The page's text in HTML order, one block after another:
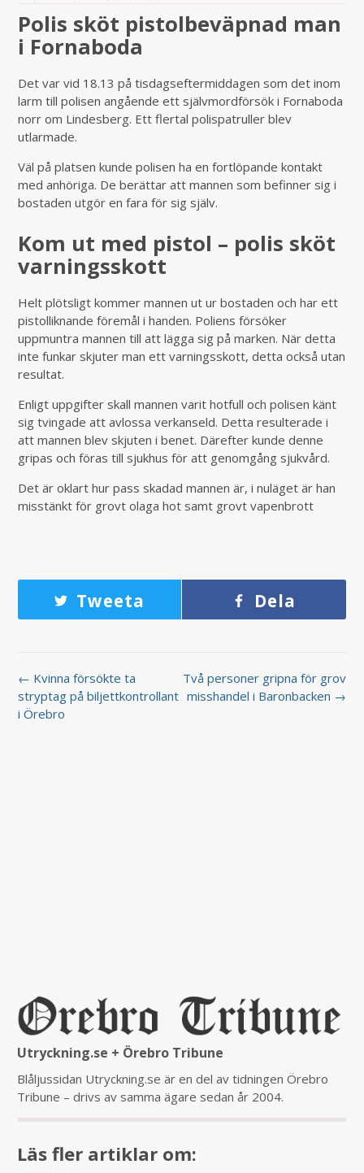
Polis sköt pistolbeväpnad man
i Fornaboda
Det var vid 18.13 på tisdagseftermiddagen som det inom
larm till polisen angående ett självmordförsök i Fornaboda
norr om Lindesberg. Ett flertal polispatruller blev
utlarmade.
Väl på platsen kunde polisen ha en fortlöpande kontakt
med anhöriga. De berättar att mannen som befinner sig i
bostaden utgör en fara för sig själv.
Kom ut med pistol – polis sköt
varningsskott
Helt plötsligt kommer mannen ut ur bostaden och har ett
pistolliknande föremål i handen. Poliens försöker
uppmuntra mannen till att lägga sig på marken. När detta
inte funkar skjuter man ett varningsskott, detta också utan
resultat.
Enligt uppgifter skall mannen varit hotfull och polisen känt
sig tvingade att avlossa verkanseld. Detta resulterade i
att mannen blev skjuten i benet. Därefter kunde denne
gripas och föras till sjukhus för att genomgång sjukvård.
Det är oklart hur pass skadad mannen är, i nuläget är han
misstänkt för grovt olaga hot samt grovt vapenbrott
Tweeta Dela
← Kvinna försökte ta
stryptag på biljettkontrollant
i Örebro
Två personer gripna för grov
misshandel i Baronbacken →
Utryckning.se + Örebro Tribune
Blåljussidan Utryckning.se är en del av tidningen Örebro
Tribune – drivs av samma ägare sedan år 2004.
Läs fler artiklar om: